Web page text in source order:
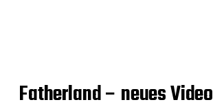
Fatherland – neues Video